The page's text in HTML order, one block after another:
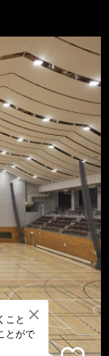
こと
とがで